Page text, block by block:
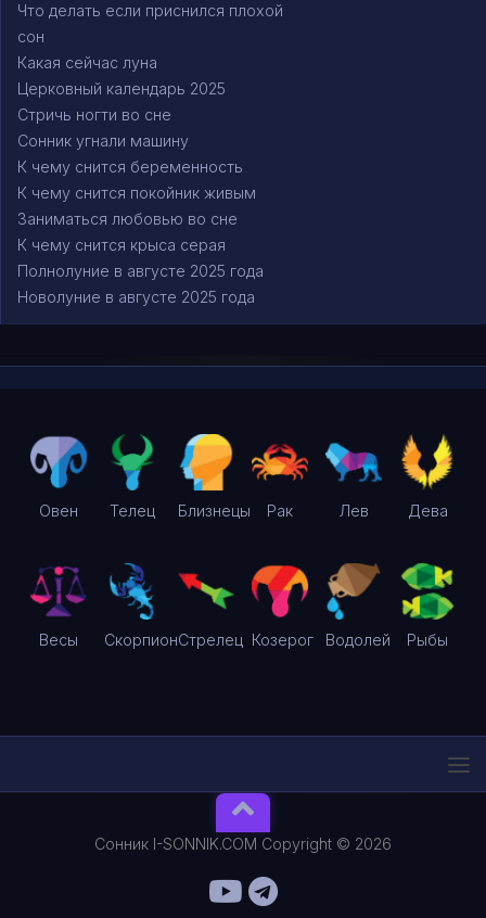
Что делать если приснился плохой
сон
Какая сейчас луна
Церковный календарь 2025
Стричь ногти во сне
Сонник угнали машину
К чему снится беременность
К чему снится покойник живым
Заниматься любовью во сне
К чему снится крыса серая
Полнолуние в августе 2025 года
Новолуние в августе 2025 года
Овен Телец Близнецы Рак Лев Дева
Весы СкорпионСтрелец Козерог Водолей Рыбы
Сонник I-SONNIK.COM Copyright © 2026